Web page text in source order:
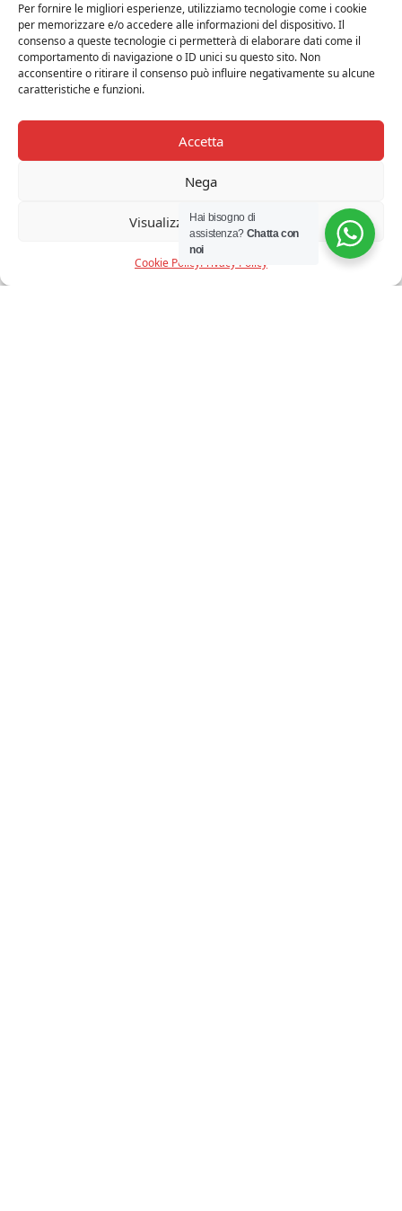
Per fornire le migliori esperienze, utilizziamo tecnologie come i cookie
per memorizzare e/o accedere alle informazioni del dispositivo. Il
consenso a queste tecnologie ci permetterà di elaborare dati come il
comportamento di navigazione o ID unici su questo sito. Non
acconsentire o ritirare il consenso può influire negativamente su alcune
caratteristiche e funzioni.
Accetta
Nega
Visualizza le preferenze
Cookie PolicyPrivacy Policy
TABLE
20%
Hai bisogno di
assistenza? Chatta con
noi